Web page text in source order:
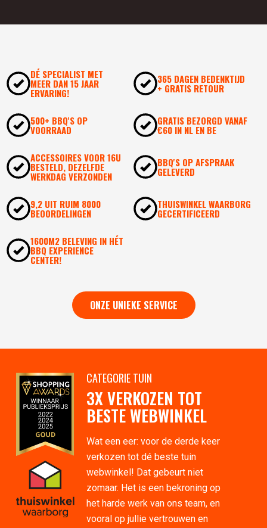
DÉ SPECIALIST MET
MEER DAN 15 JAAR
ERVARING!
365 DAGEN BEDENKTIJD
+ GRATIS RETOUR
500+ BBQ'S OP
VOORRAAD
GRATIS BEZORGD VANAF
€60 IN NL EN BE
ACCESSOIRES VOOR 16U
BESTELD, DEZELFDE
WERKDAG VERZONDEN
BBQ'S OP AFSPRAAK
GELEVERD
9,2 UIT RUIM 8000
BEOORDELINGEN
THUISWINKEL WAARBORG
GECERTIFICEERD
1600M2 BELEVING IN HÉT
BBQ EXPERIENCE
CENTER!
ONZE UNIEKE SERVICE
CATEGORIE TUIN
3X VERKOZEN TOT
BESTE WEBWINKEL
Wat een eer: voor de derde keer
verkozen tot dé beste tuin
webwinkel! Dat gebeurt niet
zomaar. Het is een bekroning op
het harde werk van ons team, en
vooral op jullie vertrouwen en